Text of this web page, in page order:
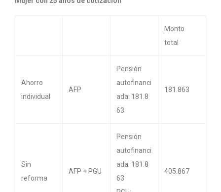
Monto
total
Ahorro
individual
AFP
Pensión
autofinanci
ada: 181.8
63
181.863
Sin
reforma
AFP + PGU
Pensión
autofinanci
ada: 181.8
63
405.867